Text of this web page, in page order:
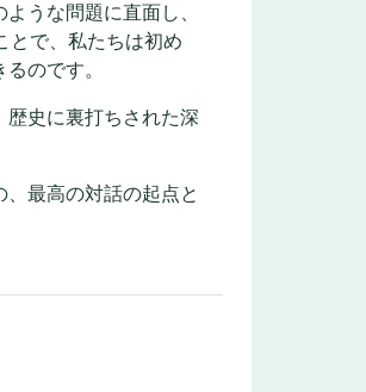
うな問題に直面し、
とで、私たちは初め
のです。
史に裏打ちされた深
最高の対話の起点と